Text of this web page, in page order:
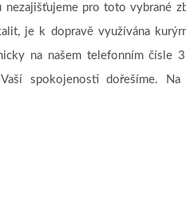
nezajišťujeme pro toto vybrané
je k dopravě využívána
na našem telefonním
spokojenosti dořešíme.